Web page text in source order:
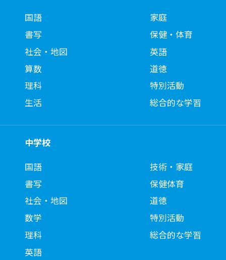
国語
書写
社会・地図
算数
理科
生活
家庭
保健・体育
英語
道徳
特別活動
総合的な学習
中学校
国語
書写
社会・地図
数学
理科
英語
技術・家庭
保健体育
道徳
特別活動
総合的な学習